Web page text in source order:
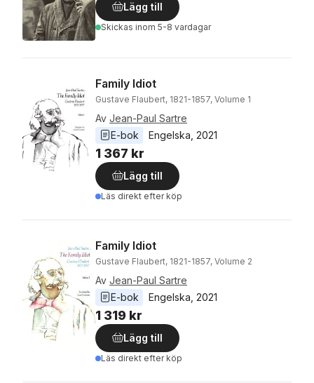
Lägg till
Skickas inom 5-8 vardagar
Family Idiot
Gustave Flaubert, 1821-1857, Volume 1
Av Jean-Paul Sartre
E-bok
Engelska 2021
1 367 kr
Lägg till
Läs direkt efter köp
Family Idiot
Gustave Flaubert, 1821-1857, Volume 2
Av Jean-Paul Sartre
E-bok
Engelska 2021
1 319 kr
Lägg till
Läs direkt efter köp